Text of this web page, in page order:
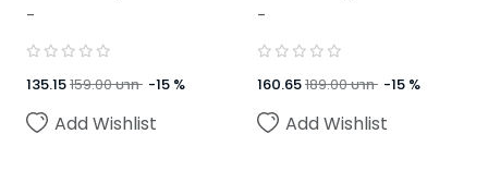
-
135.15159.00บาท -15 %
Add Wishlist
-
160.65189.00บาท -15 %
Add Wishlist